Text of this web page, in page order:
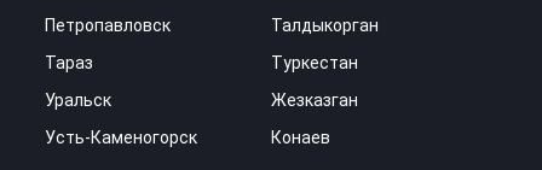
Петропавловск
Талдыкорган
Тараз
Туркестан
Уральск
Жезказган
Усть-Каменогорск
Конаев